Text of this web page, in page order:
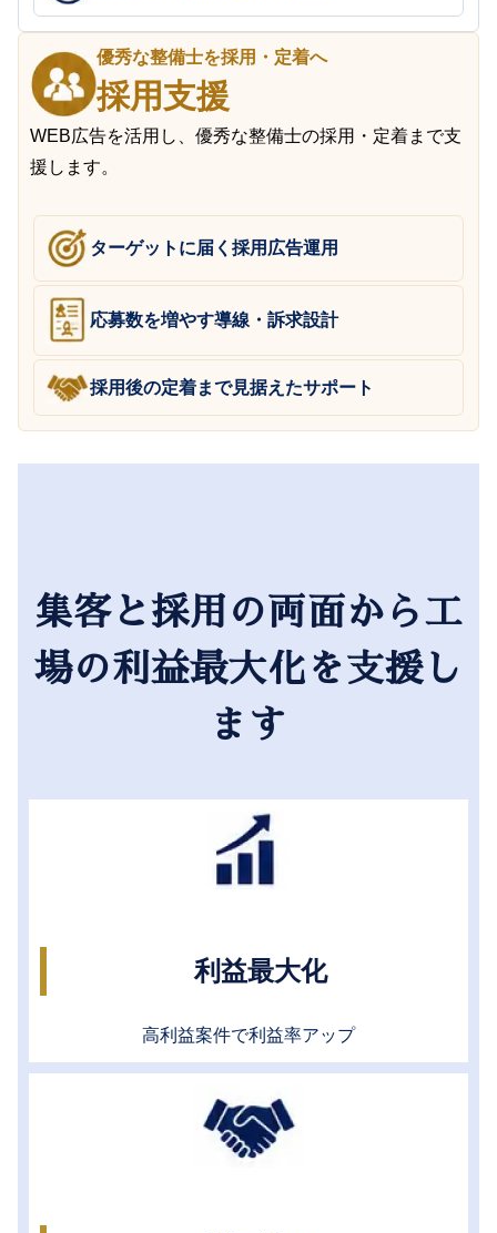
優秀な整備士を採用・定着へ
採用支援
WEB広告を活用し、優秀な整備士の採用・定着まで支
援します。
ターゲットに届く採用広告運用
応募数を増やす導線・訴求設計
採用後の定着まで見据えたサポート
集客と採用の両面から工
場の利益最大化を支援し
ます
利益最大化
高利益案件で利益率アップ